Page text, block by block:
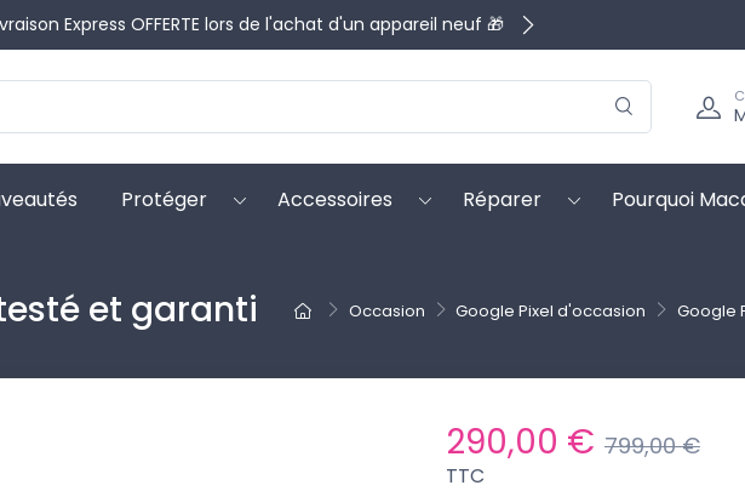
Express OFFERTE lors de l'achat d'un appareil neuf 🎁
Protéger Accessoires Réparer Pourquoi
Occasion Google Pixel d'occasion Google
et garanti
290,00 € 799,00 €
TTC